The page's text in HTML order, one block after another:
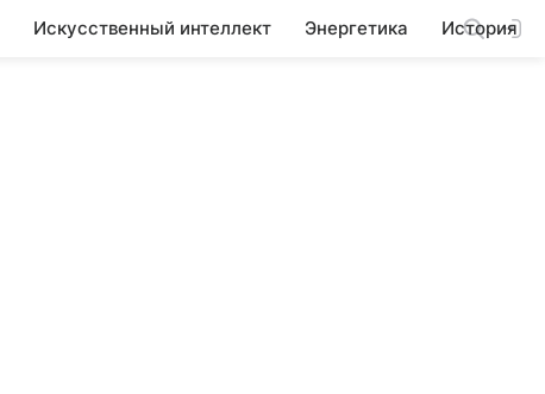
Искусственный интеллект Энергетика История